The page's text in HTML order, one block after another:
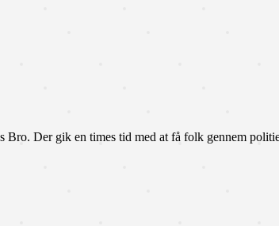
Bro. Der gik en times tid med at få folk gennem